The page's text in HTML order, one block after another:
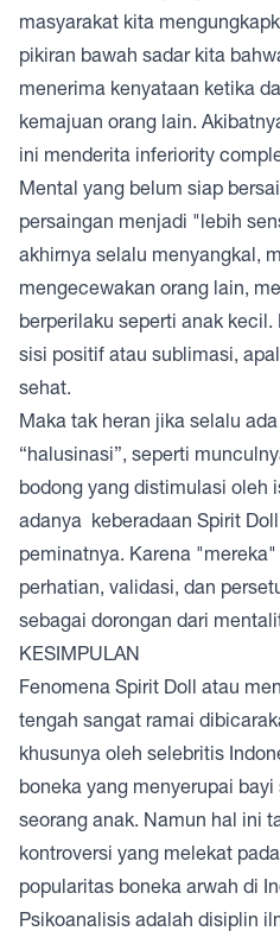
masyarakat kita
pikiran bawah sadar kita
menerima kenyataan ketika
kemajuan orang lain.
ini menderita inferiority
Mental yang belum siap
persaingan menjadi "lebih
akhirnya selalu menyangkal,
mengecewakan orang lain,
berperilaku seperti anak
sisi positif atau sublimasi,
sehat.
Maka tak heran jika selalu
“halusinasi”, seperti
bodong yang distimulasi oleh
adanya keberadaan Spirit
peminatnya. Karena
perhatian, validasi, dan
sebagai dorongan dari
KESIMPULAN
Fenomena Spirit Doll atau
tengah sangat ramai
khusunya oleh selebritis
boneka yang menyerupai
seorang anak. Namun hal ini
kontroversi yang melekat
popularitas boneka arwah di
Psikoanalisis adalah disiplin